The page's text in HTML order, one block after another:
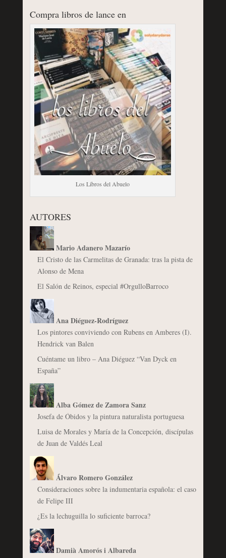
Compra libros de lance en
Los Libros del Abuelo
AUTORES
Mario Adanero Mazarío
El Cristo de las Carmelitas de Granada: tras la pista de
Alonso de Mena
El Salón de Reinos, especial #OrgulloBarroco
Ana Diéguez-Rodríguez
Los pintores conviviendo con Rubens en Amberes (I).
Hendrick van Balen
Cuéntame un libro – Ana Diéguez “Van Dyck en
España”
Alba Gómez de Zamora Sanz
Josefa de Óbidos y la pintura naturalista portuguesa
Luisa de Morales y María de la Concepción, discípulas
de Juan de Valdés Leal
Álvaro Romero González
Consideraciones sobre la indumentaria española: el caso
de Felipe III
¿Es la lechuguilla lo suficiente barroca?
Damià Amorós i Albareda